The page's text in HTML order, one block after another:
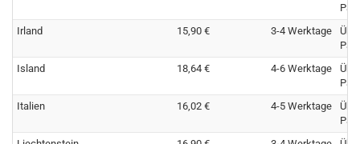
Irland
15,90 € 3-4 Werktage
Island
18,64 € 4-6 Werktage
Italien
16,02 € 4-5 Werktage